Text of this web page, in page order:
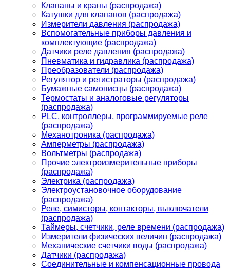
Клапаны и краны (распродажа)
Катушки для клапанов (распродажа)
Измерители давления (распродажа)
Вспомогательные приборы давления и
комплектующие (распродажа)
Датчики реле давления (распродажа)
Пневматика и гидравлика (распродажа)
Преобразователи (распродажа)
Регулятор и регистраторы (распродажа)
Бумажные самописцы (распродажа)
Термостаты и аналоговые регуляторы
(распродажа)
PLС, контроллеры, программируемые реле
(распродажа)
Механотроника (распродажа)
Амперметры (распродажа)
Вольтметры (распродажа)
Прочие электроизмерительные приборы
(распродажа)
Электрика (распродажа)
Электроустановочное оборудование
(распродажа)
Реле, симисторы, контакторы, выключатели
(распродажа)
Таймеры, счетчики, реле времени (распродажа)
Измерители физических величин (распродажа)
Механические счетчики воды (распродажа)
Датчики (распродажа)
Соединительные и компенсационные провода